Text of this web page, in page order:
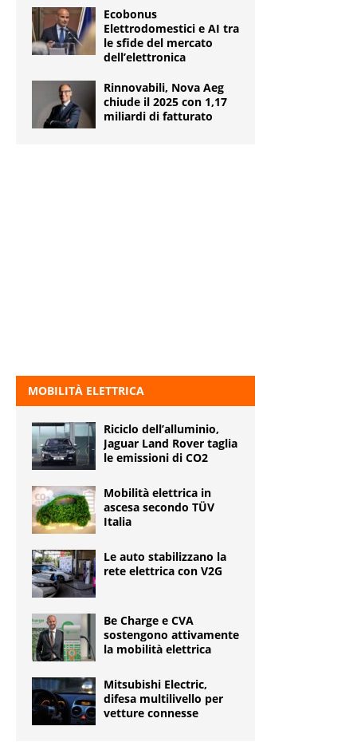
Ecobonus
Elettrodomestici e AI tra
le sfide del mercato
dell’elettronica
Rinnovabili, Nova Aeg
chiude il 2025 con 1,17
miliardi di fatturato
MOBILITÀ ELETTRICA
Riciclo dell’alluminio,
Jaguar Land Rover taglia
le emissioni di CO2
Mobilità elettrica in
ascesa secondo TÜV
Italia
Le auto stabilizzano la
rete elettrica con V2G
Be Charge e CVA
sostengono attivamente
la mobilità elettrica
Mitsubishi Electric,
difesa multilivello per
vetture connesse